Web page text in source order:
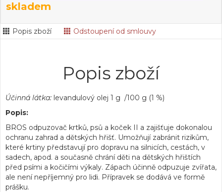
skladem
Popis zboží Odstoupení od smlouvy
Popis zboží
Účinná látka: levandulový olej 1 g /100 g (1 %)
Popis:
BROS odpuzovač krtků, psů a koček II a zajišťuje dokonalou
ochranu zahrad a dětských hřišť. Umožňují zabránit rizikům,
které krtiny představují pro dopravu na silnicích, cestách, v
sadech, apod. a současně chrání děti na dětských hřištích
před psími a kočičími výkaly. Zápach účinně odpuzuje zvířata,
ale není nepříjemný pro lidi. Přípravek se dodává ve formě
prášku.